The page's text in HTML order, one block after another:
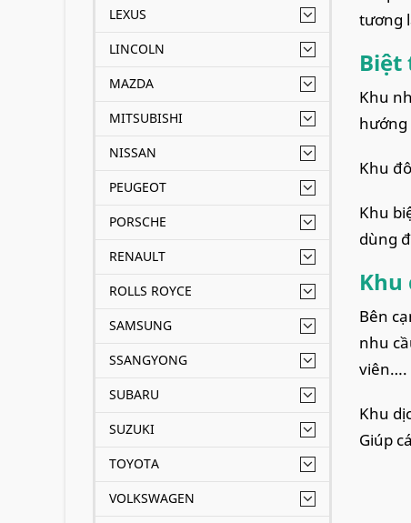
LEXUS
LINCOLN
MAZDA
MITSUBISHI
NISSAN
PEUGEOT
PORSCHE
RENAULT
ROLLS ROYCE
SAMSUNG
SSANGYONG
SUBARU
SUZUKI
TOYOTA
VOLKSWAGEN
tương
Biệt
Khu
hướng
Khu
Khu
dùng
Khu
Bên
nhu
viên….
Khu
Giúp